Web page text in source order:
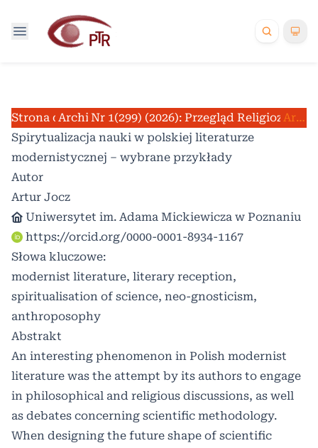
Strona domowa /
Archiwum /
Nr 1(299) (2026): Przegląd
Artykuły
Spirytualizacja nauki w polskiej literaturze
modernistycznej – wybrane przykłady
Autor
Artur Jocz
Uniwersytet im. Adama Mickiewicza w Poznaniu
https://orcid.org/0000-0001-8934-1167
Słowa kluczowe:
modernist literature, literary reception,
spiritualisation of science, neo-gnosticism,
anthroposophy
Abstrakt
An interesting phenomenon in Polish modernist
literature was the attempt by its authors to engage
in philosophical and religious discussions, as well
as debates concerning scientific methodology.
When designing the future shape of scientific